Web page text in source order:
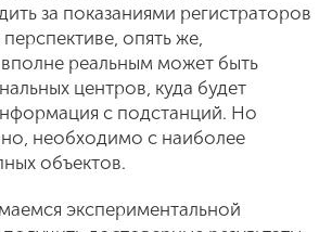
за показаниями регистраторов
опять же,
реальным может быть
центров, куда будет
с подстанций. Но
необходимо с наиболее
объектов.
экспериментальной